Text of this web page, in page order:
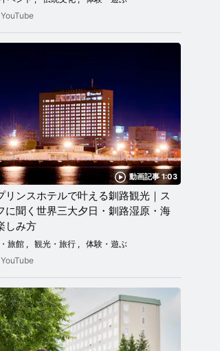
YouTube
動画記事 1:03
リンスホテルで叶える釧路観光｜ス
に聞く世界三大夕日・釧路湿原・海
しみ方
旅館 観光・旅行
体験・遊ぶ
YouTube